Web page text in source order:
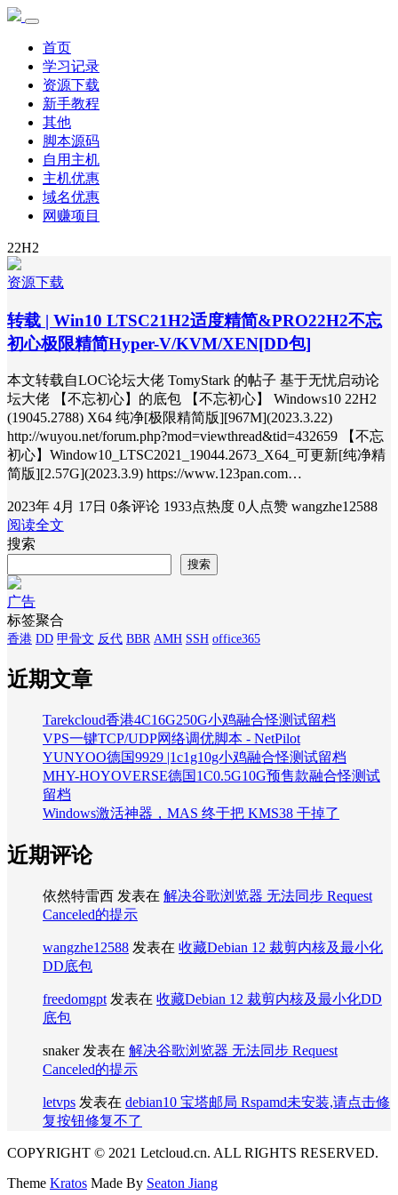
首页
学习记录
资源下载
新手教程
其他
脚本源码
自用主机
主机优惠
域名优惠
网赚项目
22H2
资源下载
转载 | Win10 LTSC21H2适度精简&PRO22H2不忘
初心极限精简Hyper-V/KVM/XEN[DD包]
本文转载自LOC论坛大佬 TomyStark 的帖子 基于无忧启动论
坛大佬 【不忘初心】的底包 【不忘初心】 Windows10 22H2
(19045.2788) X64 纯净[极限精简版][967M](2023.3.22)
http://wuyou.net/forum.php?mod=viewthread&tid=432659 【不忘
初心】Window10_LTSC2021_19044.2673_X64_可更新[纯净精
简版][2.57G](2023.3.9) https://www.123pan.com…
2023年 4月 17日 0条评论 1933点热度 0人点赞 wangzhe12588
阅读全文
搜索
搜索
广告
标签聚合
香港 DD 甲骨文 反代 BBR AMH SSH office365
近期文章
Tarekcloud香港4C16G250G小鸡融合怪测试留档
VPS一键TCP/UDP网络调优脚本 - NetPilot
YUNYOO德国9929 |1c1g10g小鸡融合怪测试留档
MHY-HOYOVERSE德国1C0.5G10G预售款融合怪测试
留档
Windows激活神器，MAS 终于把 KMS38 干掉了
近期评论
依然特雷西 发表在 解决谷歌浏览器 无法同步 Request
Canceled的提示
wangzhe12588 发表在 收藏Debian 12 裁剪内核及最小化
DD底包
freedomgpt 发表在 收藏Debian 12 裁剪内核及最小化DD
底包
snaker发表在 解决谷歌浏览器 无法同步 Request
Canceled的提示
letvps 发表在 debian10 宝塔邮局 Rspamd未安装,请点击修
复按钮修复不了
COPYRIGHT © 2021 Letcloud.cn. ALL RIGHTS RESERVED.
Theme Kratos Made By Seaton Jiang